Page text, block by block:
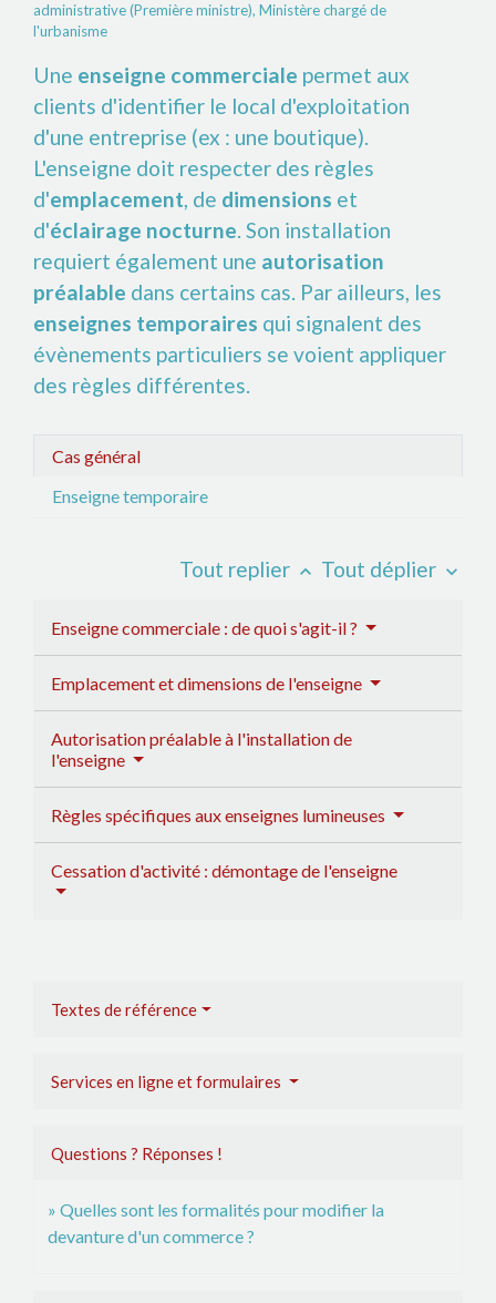
administrative (Première ministre), Ministère chargé de
l'urbanisme
Une enseigne commerciale permet aux
clients d'identifier le local d'exploitation
d'une entreprise (ex : une boutique).
L'enseigne doit respecter des règles
d'emplacement, de dimensions et
d'éclairage nocturne. Son installation
requiert également une autorisation
préalable dans certains cas. Par ailleurs, les
enseignes temporaires qui signalent des
évènements particuliers se voient appliquer
des règles différentes.
Cas général
Enseigne temporaire
Tout replier keyboard_arrow_up Tout déplier keyboard_arrow_down
Enseigne commerciale : de quoi s'agit-il ?
Emplacement et dimensions de l'enseigne
Autorisation préalable à l'installation de
l'enseigne
Règles spécifiques aux enseignes lumineuses
Cessation d'activité : démontage de l'enseigne
Textes de référence
Services en ligne et formulaires
Questions ? Réponses !
Quelles sont les formalités pour modifier la
devanture d'un commerce ?